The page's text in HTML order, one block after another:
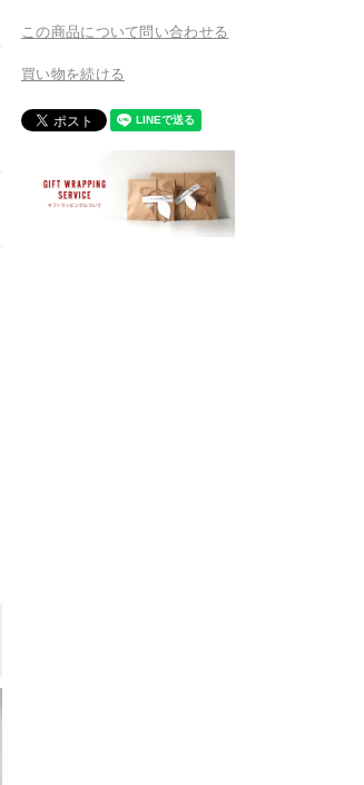
この商品について問い合わせる
買い物を続ける